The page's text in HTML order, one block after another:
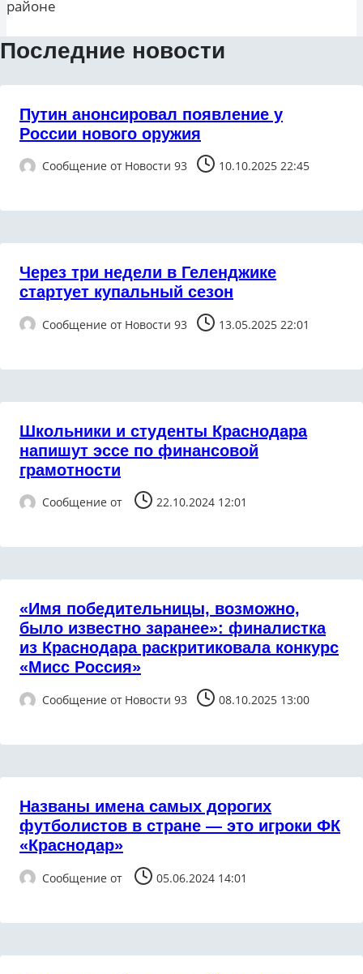
районе
Последние новости
Путин анонсировал появление у
России нового оружия
Сообщение от Новости 93 10.10.2025 22:45
Через три недели в Геленджике
стартует купальный сезон
Сообщение от Новости 93 13.05.2025 22:01
Школьники и студенты Краснодара
напишут эссе по финансовой
грамотности
Сообщение от 22.10.2024 12:01
«Имя победительницы, возможно,
было известно заранее»: финалистка
из Краснодара раскритиковала конкурс
«Мисс Россия»
Сообщение от Новости 93 08.10.2025 13:00
Названы имена самых дорогих
футболистов в стране — это игроки ФК
«Краснодар»
Сообщение от 05.06.2024 14:01